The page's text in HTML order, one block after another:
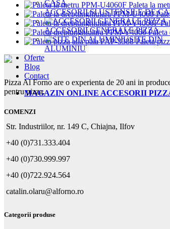
ACCESORII SI USTENSILE DE
ACCESORII GENERALE PIZZA
SITE DIN
ALUMINIU
Oferte
Blog
Contact
MAGAZIN ONLINE ACCESORII
Paleta la
Paleta
Pizza Al Forno are o experienta de 20 ani in
pentru pizza.
COMENZI
Str. Industriilor, nr. 149 C, Chiajna, Ilfov
+40 (0)731.333.404
+40 (0)730.999.997
+40 (0)722.924.564
catalin.olaru@alforno.ro
Categorii produse